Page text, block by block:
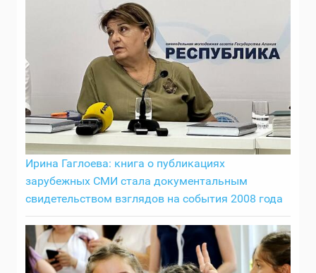
Ирина Гаглоева: книга о публикациях
зарубежных СМИ стала документальным
свидетельством взглядов на события 2008 года